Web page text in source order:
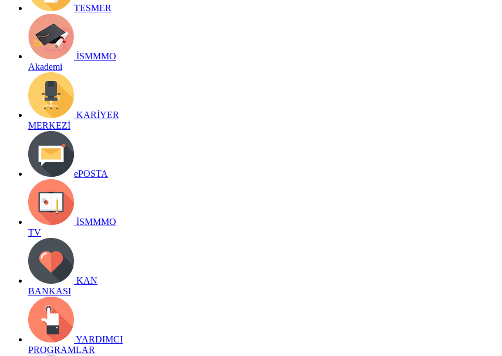
TESMER
İSMMMO
Akademi
KARİYER
MERKEZİ
ePOSTA
İSMMMO
TV
KAN
BANKASI
YARDIMCI
PROGRAMLAR